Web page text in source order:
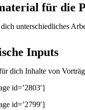
für die
unterschiedliches
Inputs
dich Inhalte von
id=’2803′]
id=’2799′]